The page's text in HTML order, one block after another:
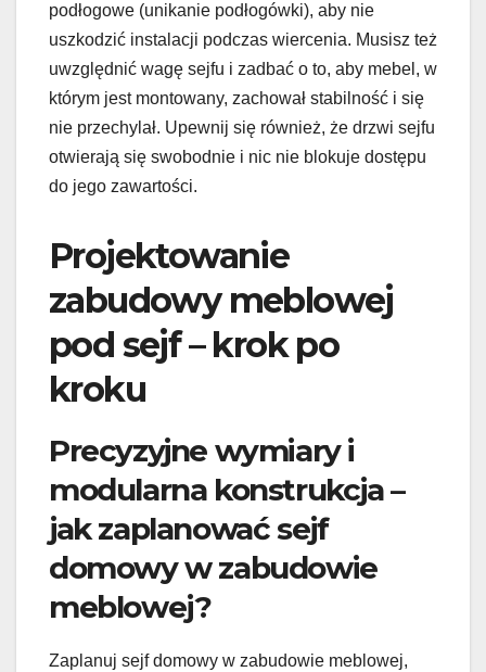
podłogowe (unikanie podłogówki), aby nie
uszkodzić instalacji podczas wiercenia. Musisz też
uwzględnić wagę sejfu i zadbać o to, aby mebel, w
którym jest montowany, zachował stabilność i się
nie przechylał. Upewnij się również, że drzwi sejfu
otwierają się swobodnie i nic nie blokuje dostępu
do jego zawartości.
Projektowanie
zabudowy meblowej
pod sejf – krok po
kroku
Precyzyjne wymiary i
modularna konstrukcja –
jak zaplanować sejf
domowy w zabudowie
meblowej?
Zaplanuj sejf domowy w zabudowie meblowej,